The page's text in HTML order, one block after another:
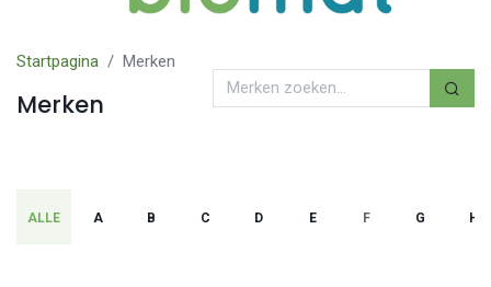
Startpagina Merken
Merken
ALLE A B C D E F G H